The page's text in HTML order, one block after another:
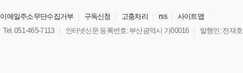
이메일주소무단수집거부 구독신청 고충처리 rss
사이트맵
Tel. 051-465-7113 인터넷신문 등록번호: 부산광역시 가00016 발행인: 전재호